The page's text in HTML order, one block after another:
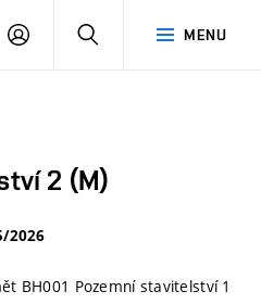
MENU
PŘIHLÁSIT
2 (M)
2026
BH001 Pozemní stavitelství 1